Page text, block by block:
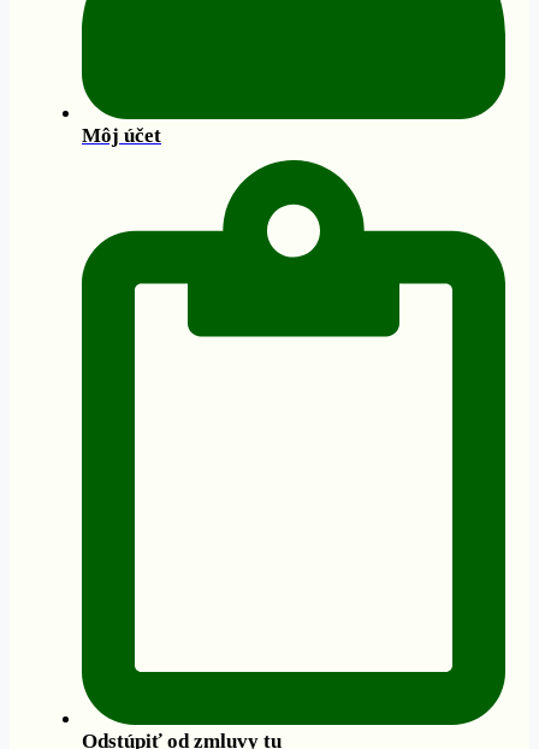
Môj účet
Odstúpiť od zmluvy tu